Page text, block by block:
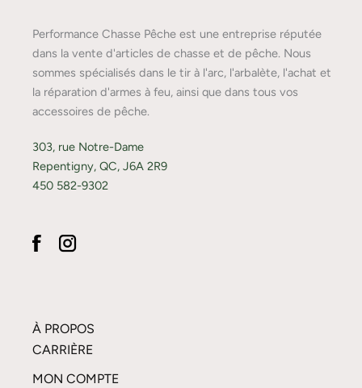
Performance Chasse Pêche est une entreprise réputée
dans la vente d'articles de chasse et de pêche. Nous
sommes spécialisés dans le tir à l'arc, l'arbalète, l'achat et
la réparation d'armes à feu, ainsi que dans tous vos
accessoires de pêche.
303, rue Notre-Dame
Repentigny, QC, J6A 2R9
450 582-9302
À PROPOS
CARRIÈRE
MON COMPTE